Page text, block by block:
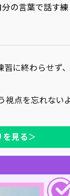
の言葉で話す練
習に終わらせず
視点を忘れない
を見る＞